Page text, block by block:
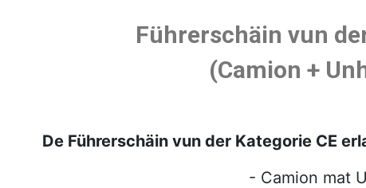
Führerschäin vun
(Camion +
De Führerschäin vun der Kategorie CE
- Camion mat